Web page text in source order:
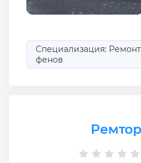
Специализация:
фенов